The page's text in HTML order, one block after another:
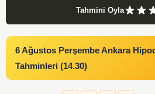
Tahmini Oyla
6 Ağustos Perşembe Ankara
Tahminleri (14.30)